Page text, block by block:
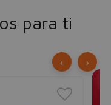
para ti
‹ ›